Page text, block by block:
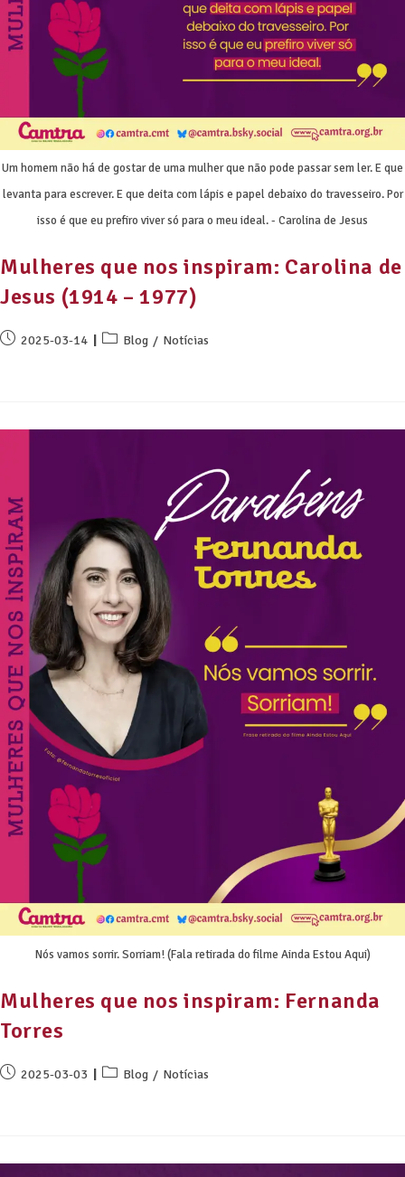
Um homem não há de gostar de uma mulher que não pode passar sem ler. E que
levanta para escrever. E que deita com lápis e papel debaixo do travesseiro. Por
isso é que eu prefiro viver só para o meu ideal. - Carolina de Jesus
Mulheres que nos inspiram: Carolina de
Jesus (1914 – 1977)
2025-03-14 Blog / Notícias
Nós vamos sorrir. Sorriam! (Fala retirada do filme Ainda Estou Aqui)
Mulheres que nos inspiram: Fernanda
Torres
2025-03-03 Blog / Notícias